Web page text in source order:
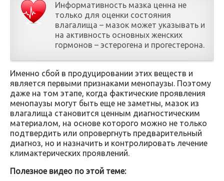
Информативность мазка ценна не
только для оценки состояния
влагалища – мазок может указывать и
на активность основных женских
гормонов – эстерогена и прогестерона.
Именно сбой в продуцировании этих веществ и
является первыми признаками менопаузы. Поэтому
даже на том этапе, когда фактические проявления
менопаузы могут быть еще не заметны, мазок из
влагалища становится ценным диагностическим
материалом, на основе которого можно не только
подтвердить или опровергнуть предварительный
диагноз, но и назначить и контролировать лечение
климактерических проявлений.
Полезное видео по этой теме: